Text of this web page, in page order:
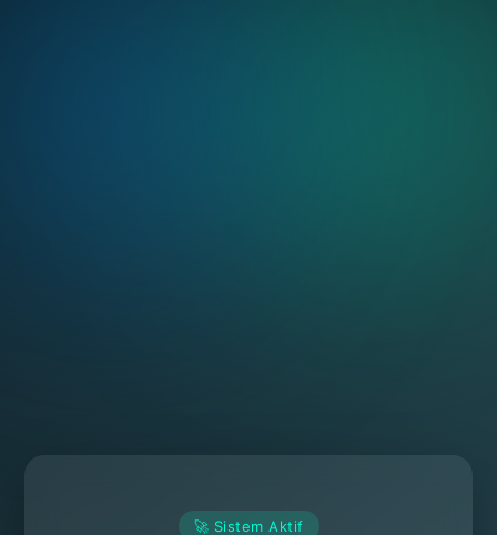
🚀 Sistem Aktif